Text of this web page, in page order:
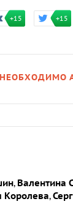
+15 +15
, Валентина
Королева,